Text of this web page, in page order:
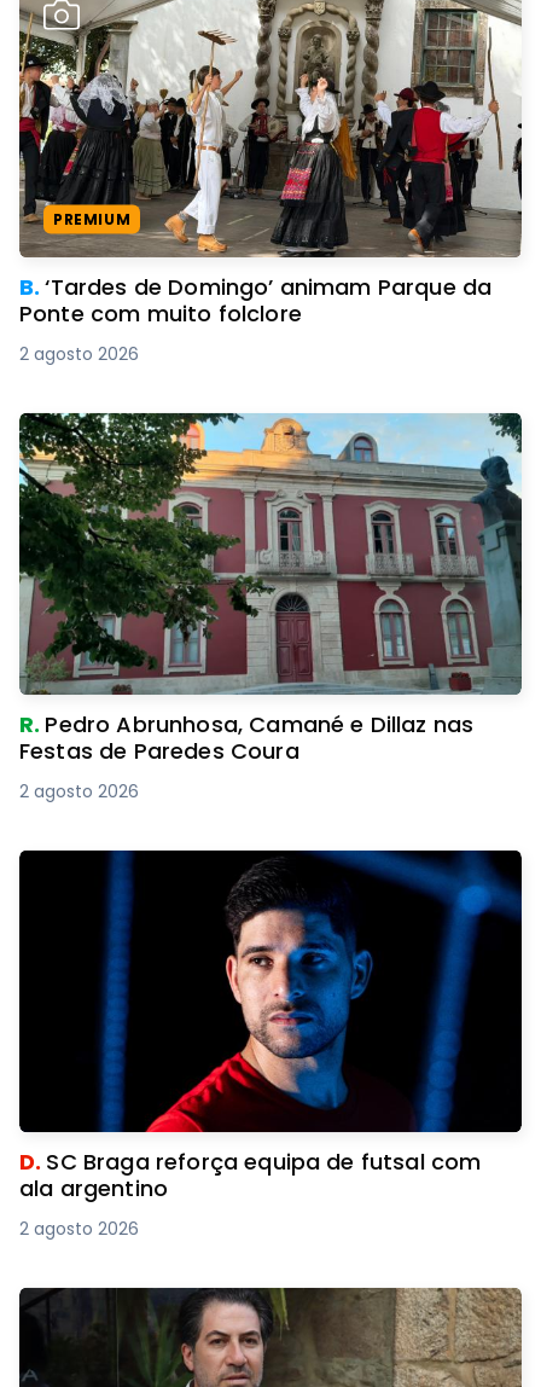
PREMIUM
B.‘Tardes de Domingo’ animam Parque da
Ponte com muito folclore
2 agosto 2026
R. Pedro Abrunhosa, Camané e Dillaz nas
Festas de Paredes Coura
2 agosto 2026
D. SC Braga reforça equipa de futsal com
ala argentino
2 agosto 2026